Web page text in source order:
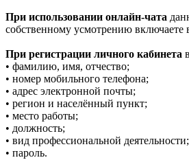
При использовании онлайн-чата
собственному усмотрению включаете
При регистрации личного кабинета
• фамилию, имя, отчество;
• номер мобильного телефона;
• адрес электронной почты;
• регион и населённый пункт;
• место работы;
• должность;
• вид профессиональной деятельности;
• пароль.